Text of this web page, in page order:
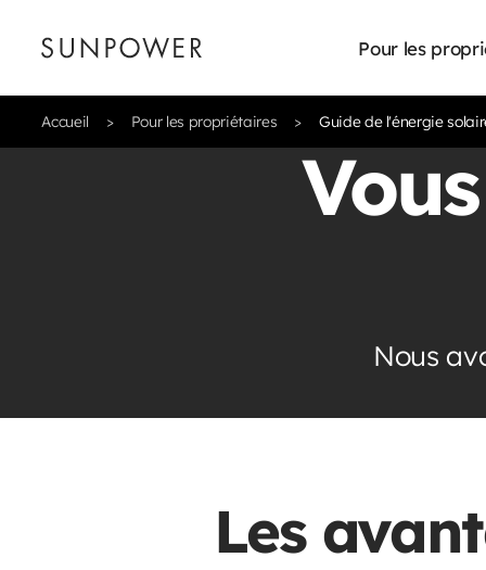
Pour les
Accueil Pour les propriétaires Guide de l'énergie
Nous
Les